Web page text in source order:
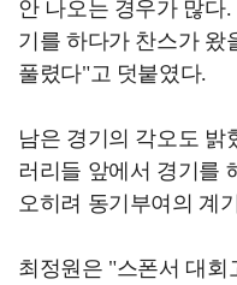
안 나오는 경우가 많다
기를 하다가 찬스가 왔
풀렸다"고 덧붙였다.
남은 경기의 각오도 밝
러리들 앞에서 경기를
오히려 동기부여의 계
최정원은 "스폰서 대회